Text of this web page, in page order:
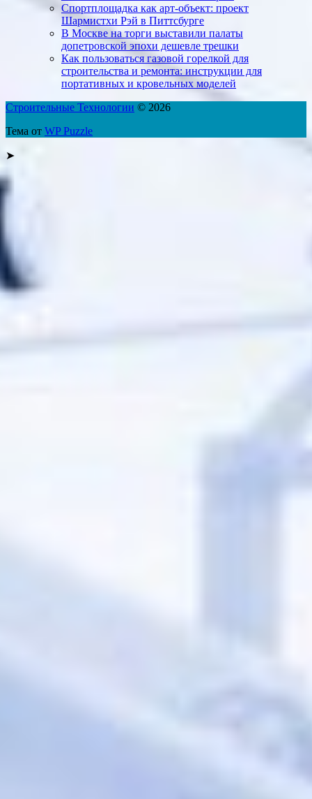
Спортплощадка как арт-объект: проект
Шармистхи Рэй в Питтсбурге
В Москве на торги выставили палаты
допетровской эпохи дешевле трешки
Как пользоваться газовой горелкой для
строительства и ремонта: инструкции для
портативных и кровельных моделей
Строительные Технологии © 2026
Тема от WP Puzzle
➤